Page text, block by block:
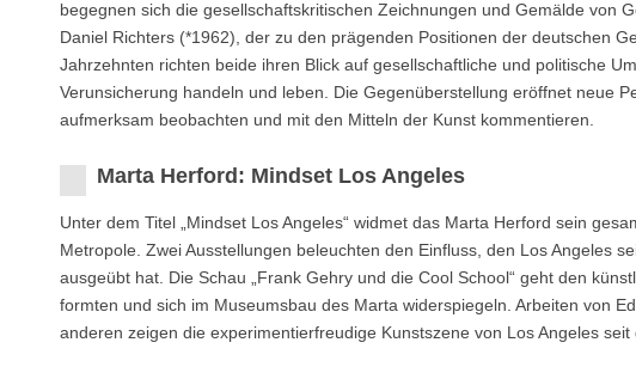
begegnen sich die gesellschaftskritischen Zeichnungen und Gemälde von
Daniel Richters (*1962), der zu den prägenden Positionen der deutschen
Jahrzehnten richten beide ihren Blick auf gesellschaftliche und politische
Verunsicherung handeln und leben. Die Gegenüberstellung eröffnet neue
aufmerksam beobachten und mit den Mitteln der Kunst kommentieren.
Marta Herford: Mindset Los Angeles
Unter dem Titel „Mindset Los Angeles“ widmet das Marta Herford sein
Metropole. Zwei Ausstellungen beleuchten den Einfluss, den Los Angeles
ausgeübt hat. Die Schau „Frank Gehry und die Cool School“ geht den
formten und sich im Museumsbau des Marta widerspiegeln. Arbeiten von
anderen zeigen die experimentierfreudige Kunstszene von Los Angeles